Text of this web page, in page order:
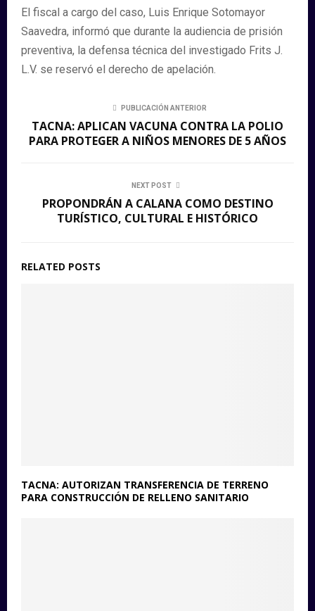
El fiscal a cargo del caso, Luis Enrique Sotomayor
Saavedra, informó que durante la audiencia de prisión
preventiva, la defensa técnica del investigado Frits J.
L.V. se reservó el derecho de apelación.
PUBLICACIÓN ANTERIOR
TACNA: APLICAN VACUNA CONTRA LA POLIO
PARA PROTEGER A NIÑOS MENORES DE 5 AÑOS
NEXT POST
PROPONDRÁN A CALANA COMO DESTINO
TURÍSTICO, CULTURAL E HISTÓRICO
RELATED POSTS
TACNA: AUTORIZAN TRANSFERENCIA DE TERRENO
PARA CONSTRUCCIÓN DE RELLENO SANITARIO